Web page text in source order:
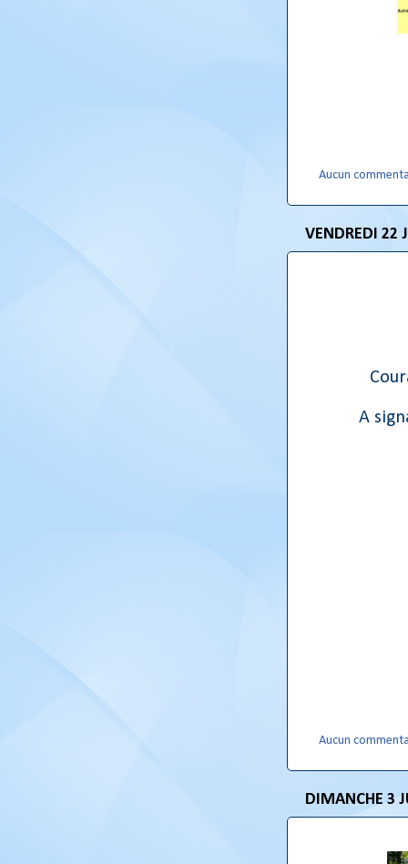
Aucun
VENDREDI 22
A
Aucun
DIMANCHE 3